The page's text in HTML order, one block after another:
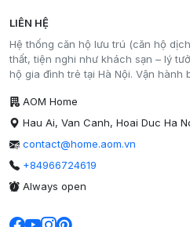
LIÊN HỆ
Hệ thống căn hộ lưu trú (căn hộ
thất, tiện nghi như khách sạn – lý
hộ gia đình trẻ tại Hà Nội. Vận hành
AOM Home
Hau Ai, Van Canh, Hoai Duc Ha
contact@home.aom.vn
+84966724619
Always open